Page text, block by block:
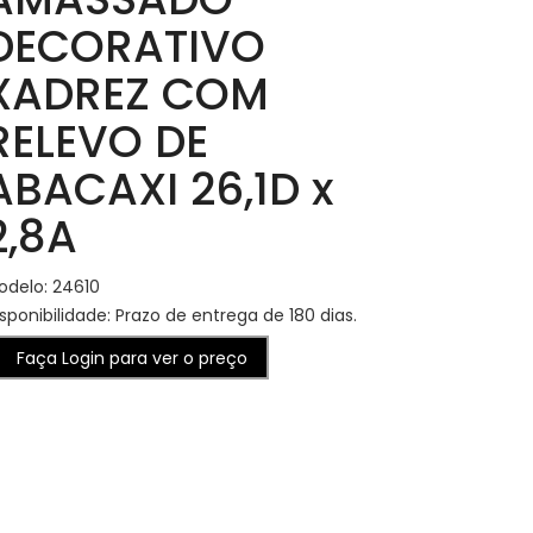
COM
DE
26,1D x
24610
Prazo de entrega de 180 dias.
Faça Login para ver o preço